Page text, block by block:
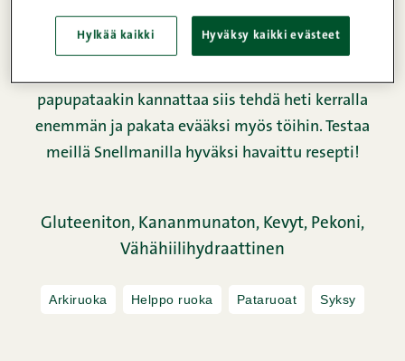
Pataruoat ovat edullisia ja riittoisia koko perheen
papupataakin kannattaa siis tehdä heti kerralla
enemmän ja pakata evääksi myös töihin. Testaa
meillä Snellmanilla hyväksi havaittu resepti!
Gluteeniton, Kananmunaton, Kevyt, Pekoni,
Vähähiilihydraattinen
Arkiruoka Helppo ruoka Pataruoat Syksy
Hylkää kaikki Hyväksy kaikki evästeet